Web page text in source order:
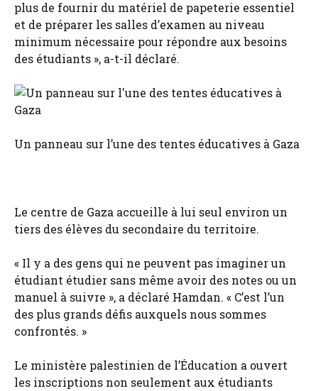
plus de fournir du matériel de papeterie essentiel
et de préparer les salles d’examen au niveau
minimum nécessaire pour répondre aux besoins
des étudiants », a-t-il déclaré.
Un panneau sur l’une des tentes éducatives à Gaza
Le centre de Gaza accueille à lui seul environ un
tiers des élèves du secondaire du territoire.
« Il y a des gens qui ne peuvent pas imaginer un
étudiant étudier sans même avoir des notes ou un
manuel à suivre », a déclaré Hamdan. « C’est l’un
des plus grands défis auxquels nous sommes
confrontés. »
Le ministère palestinien de l’Éducation a ouvert
les inscriptions non seulement aux étudiants